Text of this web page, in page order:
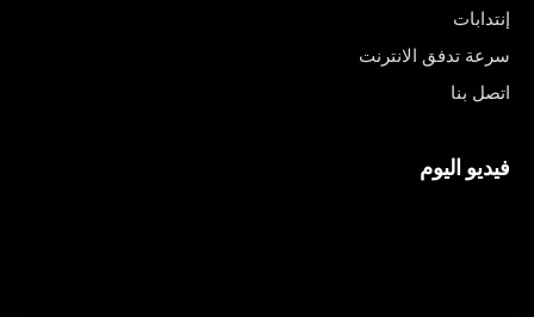
إنتدابات
سرعة تدفق الانترنت
اتصل بنا
فيديو اليوم